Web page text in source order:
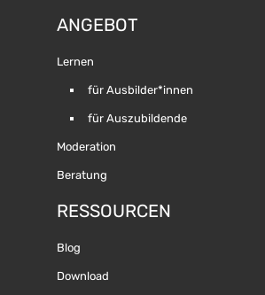
ANGEBOT
Lernen
für Ausbilder*innen
für Auszubildende
Moderation
Beratung
RESSOURCEN
Blog
Download